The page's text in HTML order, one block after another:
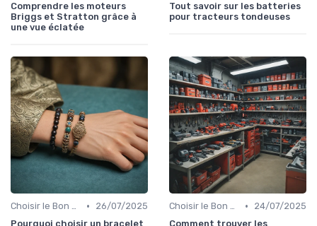
Comprendre les moteurs
Briggs et Stratton grâce à
une vue éclatée
Tout savoir sur les batteries
pour tracteurs tondeuses
Choisir le Bon Appareil •
26/07/2025
Pourquoi choisir un bracelet
Choisir le Bon Appareil •
24/07/2025
Comment trouver les